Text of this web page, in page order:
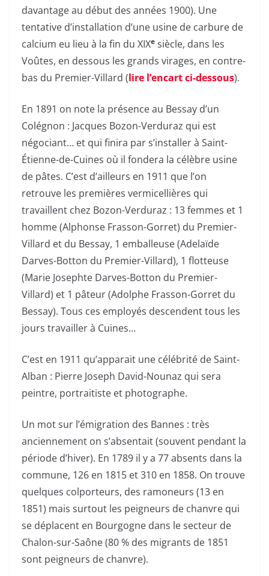
davantage au début des années 1900). Une
tentative d’installation d’une usine de carbure de
calcium eu lieu à la fin du XIXe siècle, dans les
Voûtes, en dessous les grands virages, en contre-
bas du Premier-Villard (lire l’encart ci-dessous).
En 1891 on note la présence au Bessay d’un
Colégnon : Jacques Bozon-Verduraz qui est
négociant… et qui finira par s’installer à Saint-
Étienne-de-Cuines où il fondera la célèbre usine
de pâtes. C’est d’ailleurs en 1911 que l’on
retrouve les premières vermicellières qui
travaillent chez Bozon-Verduraz : 13 femmes et 1
homme (Alphonse Frasson-Gorret) du Premier-
Villard et du Bessay, 1 emballeuse (Adelaïde
Darves-Botton du Premier-Villard), 1 flotteuse
(Marie Josephte Darves-Botton du Premier-
Villard) et 1 pâteur (Adolphe Frasson-Gorret du
Bessay). Tous ces employés descendent tous les
jours travailler à Cuines…
C’est en 1911 qu’apparait une célébrité de Saint-
Alban : Pierre Joseph David-Nounaz qui sera
peintre, portraitiste et photographe.
Un mot sur l’émigration des Bannes : très
anciennement on s’absentait (souvent pendant la
période d’hiver). En 1789 il y a 77 absents dans la
commune, 126 en 1815 et 310 en 1858. On trouve
quelques colporteurs, des ramoneurs (13 en
1851) mais surtout les peigneurs de chanvre qui
se déplacent en Bourgogne dans le secteur de
Chalon-sur-Saône (80 % des migrants de 1851
sont peigneurs de chanvre).